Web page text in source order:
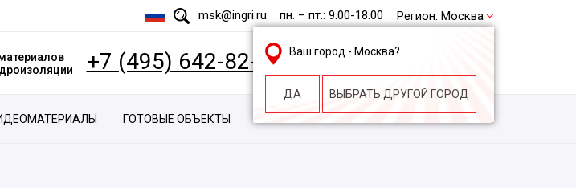
msk@ingri.ru пн. – пт.: 9.00-18.00 Регион: Москва
Ваш город - Москва?
ДА ВЫБРАТЬ ДРУГОЙ ГОРОД
+7 (495) 642-82-62
ГОТОВЫЕ ОБЪЕКТЫ